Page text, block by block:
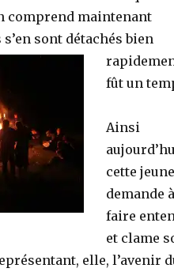
comprend maintenant
sont détachés bien
fût un
Ainsi
cette
demande
faire
et clame
elle, l’avenir